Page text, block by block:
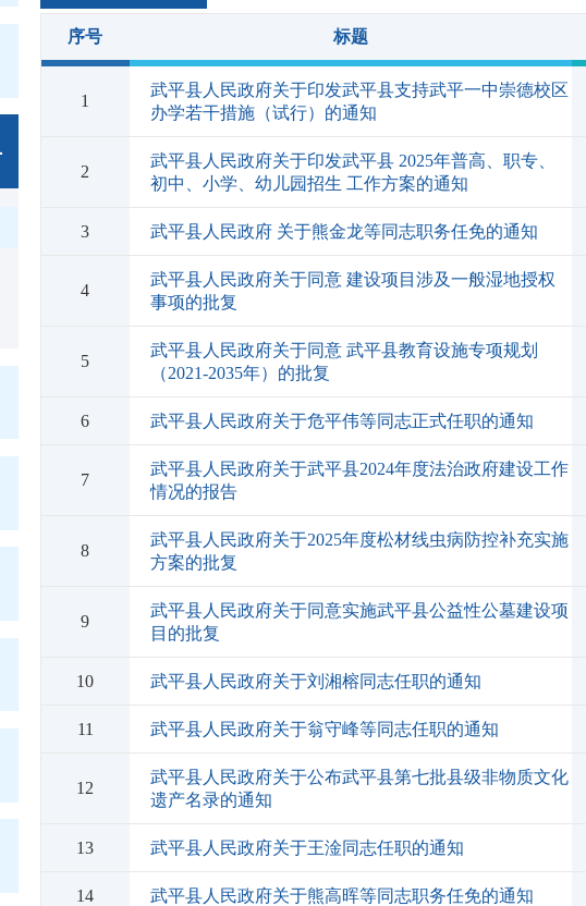
序号 标题
1
武平县人民政府关于印发武平县支持武平一中崇德校区
办学若干措施（试行）的通知
2
武平县人民政府关于印发武平县 2025年普高、职专、
初中、小学、幼儿园招生 工作方案的通知
3 武平县人民政府 关于熊金龙等同志职务任免的通知
4
武平县人民政府关于同意 建设项目涉及一般湿地授权
事项的批复
5
武平县人民政府关于同意 武平县教育设施专项规划
（2021-2035年）的批复
6 武平县人民政府关于危平伟等同志正式任职的通知
7
武平县人民政府关于武平县2024年度法治政府建设工作
情况的报告
8
武平县人民政府关于2025年度松材线虫病防控补充实施
方案的批复
9
武平县人民政府关于同意实施武平县公益性公墓建设项
目的批复
10 武平县人民政府关于刘湘榕同志任职的通知
11 武平县人民政府关于翁守峰等同志任职的通知
12
武平县人民政府关于公布武平县第七批县级非物质文化
遗产名录的通知
13 武平县人民政府关于王淦同志任职的通知
14 武平县人民政府关于熊高晖等同志职务任免的通知